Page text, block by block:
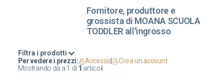
Fornitore, produttore e
grossista di MOANA SCUOLA
TODDLER all'ingrosso
Filtra i prodotti
Mostrando da a 1 di 1 articoli
Per vedere i prezzi: Accesso Crea un account